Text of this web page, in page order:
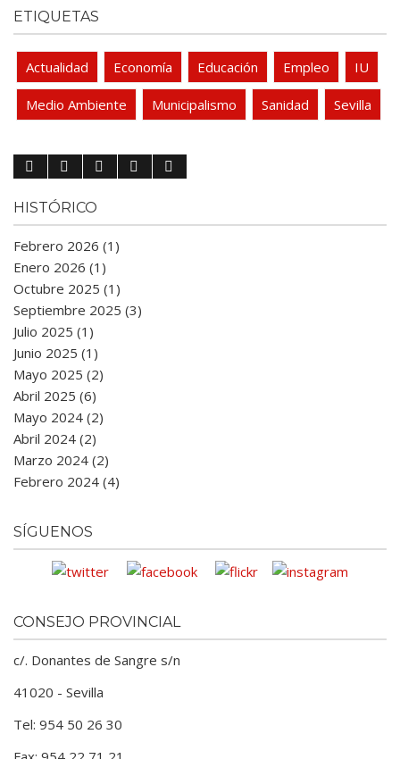
ETIQUETAS
Actualidad Economía Educación Empleo IU
Medio Ambiente Municipalismo Sanidad Sevilla
HISTÓRICO
Febrero 2026 (1)
Enero 2026 (1)
Octubre 2025 (1)
Septiembre 2025 (3)
Julio 2025 (1)
Junio 2025 (1)
Mayo 2025 (2)
Abril 2025 (6)
Mayo 2024 (2)
Abril 2024 (2)
Marzo 2024 (2)
Febrero 2024 (4)
SÍGUENOS
CONSEJO PROVINCIAL
c/. Donantes de Sangre s/n
41020 - Sevilla
Tel: 954 50 26 30